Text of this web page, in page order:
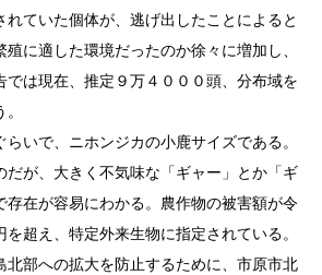
れていた個体が、逃げ出したことによると
に適した環境だったのか徐々に増加し、
では現在、推定９万４０００頭、分布域を
いで、ニホンジカの小鹿サイズである。
だが、大きく不気味な「ギャー」とか「ギ
存在が容易にわかる。農作物の被害額が令
超え、特定外来生物に指定されている。
北部への拡大を防止するために、市原市北